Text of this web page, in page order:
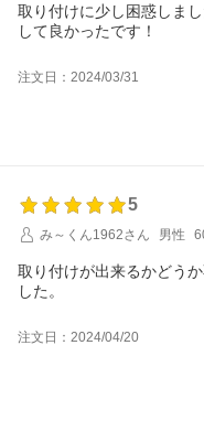
取り付けに少し困惑しま
して良かったです！
注文日：2024/03/31
5
み～くん1962さん
男性
取り付けが出来るかどう
した。
注文日：2024/04/20